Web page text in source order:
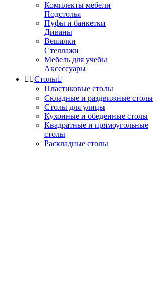
Комплекты мебели
Подстолья
Пуфы и банкетки
Диваны
Вешалки
Стеллажи
Мебель для учебы
Аксессуары
 Столы
Пластиковые столы
Складные и раздвижные столы
Столы для улицы
Кухонные и обеденные столы
Квадратные и прямоугольные
столы
Раскладные столы